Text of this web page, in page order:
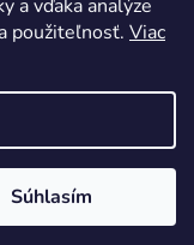
a vďaka analýze
použiteľnosť. Viac
Súhlasím
práva vyhradené.